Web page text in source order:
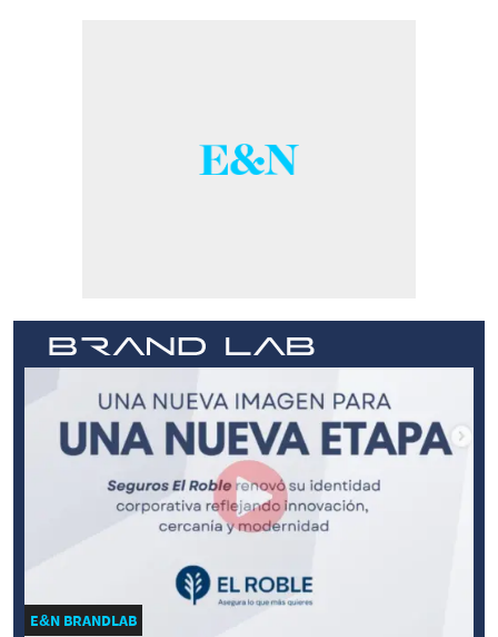
E&N BRANDLAB